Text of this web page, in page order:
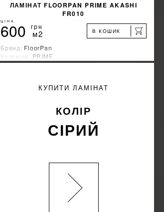
ЛАМІНАТ FLOORPAN PRIME AKASHI
FR010
ЦІНА
600 грн
м2 В КОШИК
Бренд: FloorPan
Колекція: PRIME
Країна-виробник:Турция
КУПИТИ ЛАМІНАТ
КОЛІР
СІРИЙ